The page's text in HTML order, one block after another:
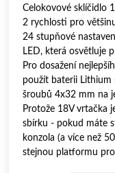
Celokovové sklíčidlo
2 rychlosti pro
24 stupňové
LED, která osvětluje
Pro dosažení
použít baterii Lithium
šroubů 4x32 mm na
Protože 18V vrtačka
sbírku - pokud máte
konzola (a více než
stejnou platformu